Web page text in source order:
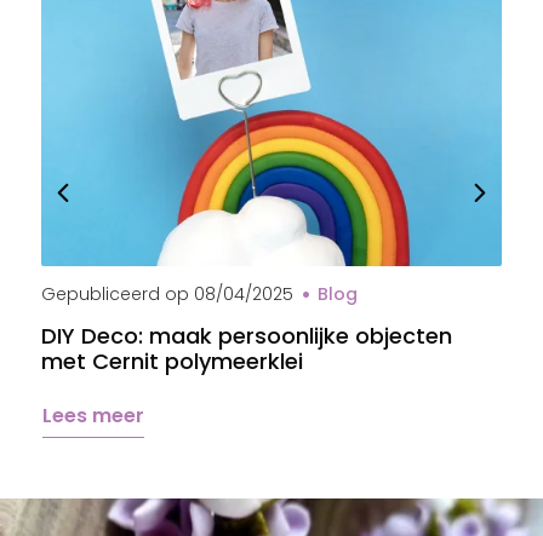
Gepubliceerd op 08/04/2025 Blog
DIY Deco: maak persoonlijke objecten
met Cernit polymeerklei
Lees meer